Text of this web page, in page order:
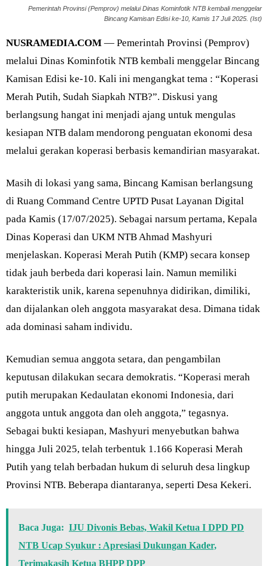
Pemerintah Provinsi (Pemprov) melalui Dinas Kominfotik NTB kembali menggelar
Bincang Kamisan Edisi ke-10, Kamis 17 Juli 2025. (Ist)
NUSRAMEDIA.COM — Pemerintah Provinsi (Pemprov)
melalui Dinas Kominfotik NTB kembali menggelar Bincang
Kamisan Edisi ke-10. Kali ini mengangkat tema : “Koperasi
Merah Putih, Sudah Siapkah NTB?”. Diskusi yang
berlangsung hangat ini menjadi ajang untuk mengulas
kesiapan NTB dalam mendorong penguatan ekonomi desa
melalui gerakan koperasi berbasis kemandirian masyarakat.
Masih di lokasi yang sama, Bincang Kamisan berlangsung
di Ruang Command Centre UPTD Pusat Layanan Digital
pada Kamis (17/07/2025). Sebagai narsum pertama, Kepala
Dinas Koperasi dan UKM NTB Ahmad Mashyuri
menjelaskan. Koperasi Merah Putih (KMP) secara konsep
tidak jauh berbeda dari koperasi lain. Namun memiliki
karakteristik unik, karena sepenuhnya didirikan, dimiliki,
dan dijalankan oleh anggota masyarakat desa. Dimana tidak
ada dominasi saham individu.
Kemudian semua anggota setara, dan pengambilan
keputusan dilakukan secara demokratis. “Koperasi merah
putih merupakan Kedaulatan ekonomi Indonesia, dari
anggota untuk anggota dan oleh anggota,” tegasnya.
Sebagai bukti kesiapan, Mashyuri menyebutkan bahwa
hingga Juli 2025, telah terbentuk 1.166 Koperasi Merah
Putih yang telah berbadan hukum di seluruh desa lingkup
Provinsi NTB. Beberapa diantaranya, seperti Desa Kekeri.
Baca Juga: IJU Divonis Bebas, Wakil Ketua I DPD PD
NTB Ucap Syukur : Apresiasi Dukungan Kader,
Terimakasih Ketua BHPP DPP